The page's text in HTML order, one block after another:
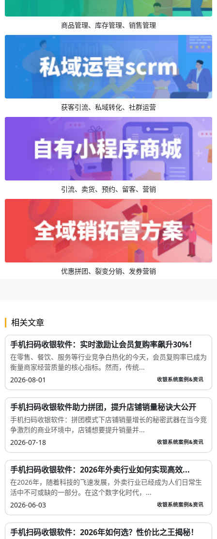
商品管理、库存管理、销售管理
获客引流、私域转化、社群运营
引流、卖货、预约、留客、营销
优惠拼团、裂变分销、发券营销
相关文章
手机扫码收银软件：实时激励让会员复购率飙升30%！
在零售、餐饮、服务等行业竞争白热化的今天，会员复购率已成为
衡量商家经营质量的核心指标。然而，传统...
2026-08-01
收银系统案例&资讯
手机扫码收银软件助力拼团，提升店铺销量秘诀大公开
手机扫码收银软件：拼团模式下店铺销量增长的秘密武器在当今竞
争激烈的商业环境中，店铺想要提升销量并...
2026-07-18
收银系统案例&资讯
手机扫码收银软件：2026年外卖行业如何实现高效...
在2026年，随着科技的飞速发展，外卖行业已经成为人们日常生
活中不可或缺的一部分。在这个数字化时代，...
2026-06-03
收银系统案例&资讯
手机扫码收银软件：2026年如何选？性价比之王揭秘！